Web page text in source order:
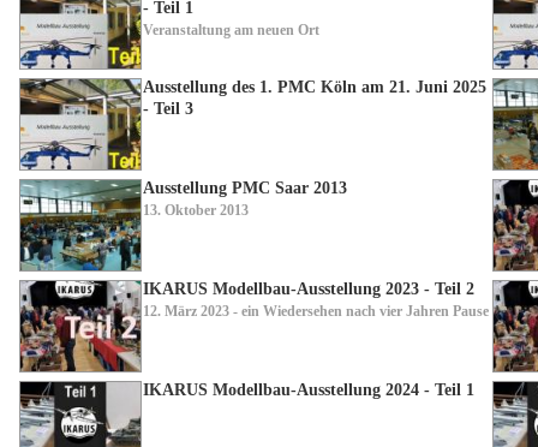
- Teil 1
Veranstaltung am neuen Ort
Ausstellung des 1. PMC Köln am 21. Juni 2025
- Teil 3
Ausstellung PMC Saar 2013
13. Oktober 2013
IKARUS Modellbau-Ausstellung 2023 - Teil 2
12. März 2023 - ein Wiedersehen nach vier Jahren Pause
IKARUS Modellbau-Ausstellung 2024 - Teil 1